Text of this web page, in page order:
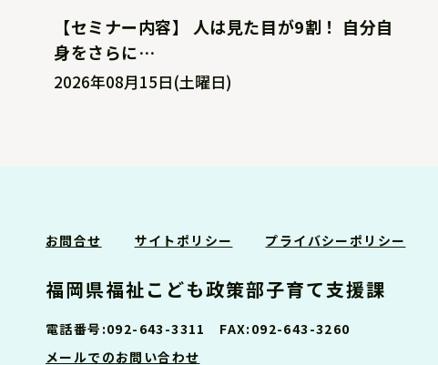
【セミナー内容】 人は見た目が9割！ 自分自
身をさらに…
2026年08月15日(土曜日)
お問合せ サイトポリシー プライバシーポリシー
福岡県福祉こども政策部子育て支援課
電話番号:092-643-3311 FAX:092-643-3260
メールでのお問い合わせ